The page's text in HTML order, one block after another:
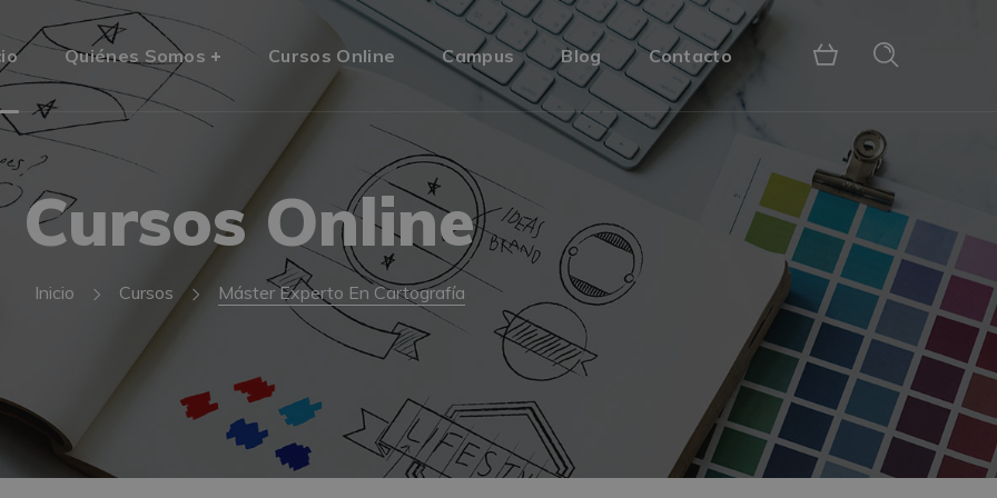
Quiénes Somos Cursos Online Campus Blog Contacto
Cursos Online
Inicio Cursos Máster Experto En Cartografía